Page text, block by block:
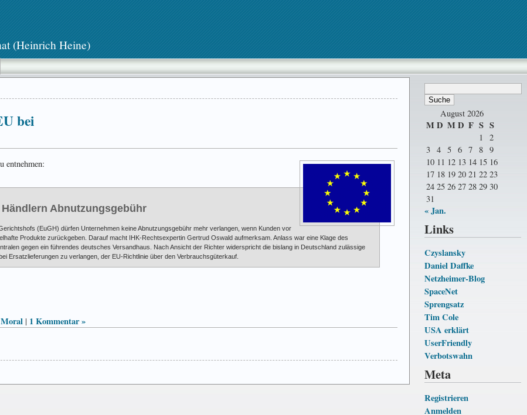
(Heinrich Heine)
August 2026
MD MD F S S
1
2
3 4 5 6 7 8 9
10 11 12 13 14 15 16
17 18 19 20 21 22 23
24 25 26 27 28 29 30
31
« Jan.
Links
Czyslansky
Daniel Daffke
Netzheimer-Blog
SpaceNet
Sprengsatz
Tim Cole
USA erklärt
UserFriendly
Verbotswahn
Meta
Registrieren
Anmelden
bei
entnehmen:
Abnutzungsgebühr
(EuGH) dürfen Unternehmen keine Abnutzungsgebühr mehr verlangen, wenn Kunden vor
Produkte zurückgeben. Darauf macht IHK-Rechtsexpertin Gertrud Oswald aufmerksam. Anlass war eine Klage des
gegen ein führendes deutsches Versandhaus. Nach Ansicht der Richter widerspricht die bislang in Deutschland zulässige
Ersatzlieferungen zu verlangen, der EU-Richtlinie über den Verbrauchsgüterkauf.
Moral | 1 Kommentar »